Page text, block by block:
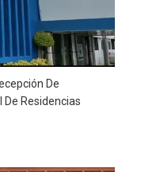
De
De Residencias